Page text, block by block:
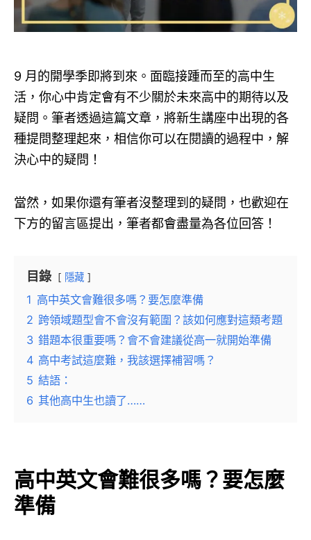
9 月的開學季即將到來。面臨接踵而至的高中生
活，你心中肯定會有不少關於未來高中的期待以及
疑問。筆者透過這篇文章，將新生講座中出現的各
種提問整理起來，相信你可以在閱讀的過程中，解
決心中的疑問！
當然，如果你還有筆者沒整理到的疑問，也歡迎在
下方的留言區提出，筆者都會盡量為各位回答！
目錄 隱藏
1 高中英文會難很多嗎？要怎麼準備
2 跨領域題型會不會沒有範圍？該如何應對這類考題
3 錯題本很重要嗎？會不會建議從高一就開始準備
4 高中考試這麼難，我該選擇補習嗎？
5 結語：
6 其他高中生也讀了……
高中英文會難很多嗎？要怎麼
準備